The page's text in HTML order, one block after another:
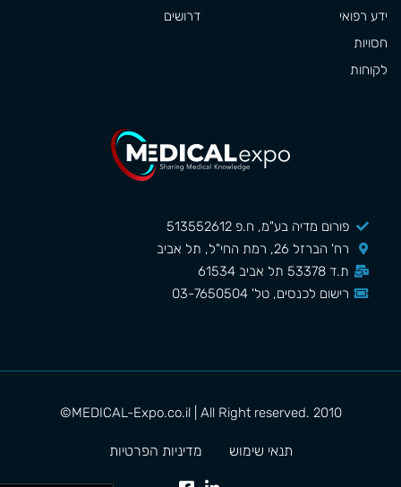
פורום מדיה בע"מ, ח.פ 513552612
רח' הברזל 26, רמת החי"ל, תל אביב
ת.ד 53378 תל אביב 61534
רישום לכנסים, טל' 03-7650504
ידע רפואי
חסויות
לקוחות
דרושים
MEDICAL-Expo.co.il | All Right reserved. 2010©
תנאי שימוש מדיניות הפרטיות